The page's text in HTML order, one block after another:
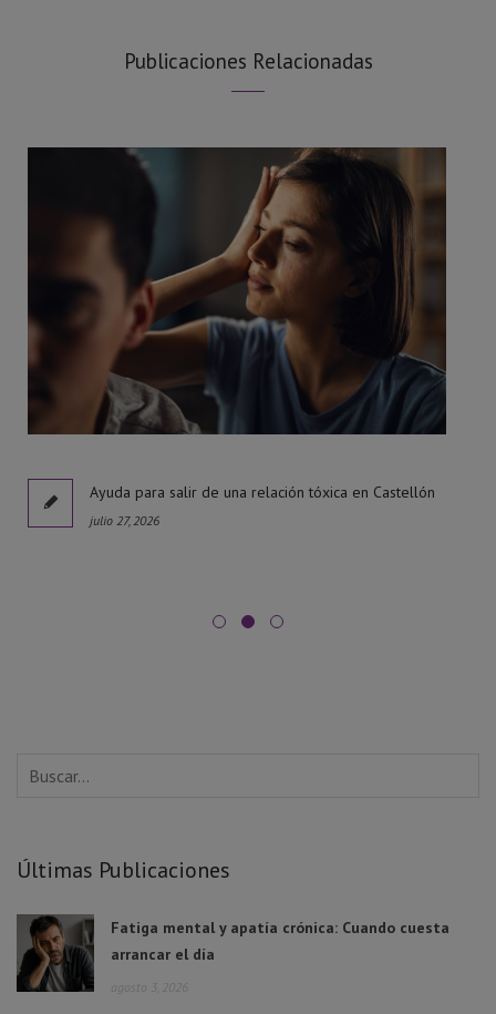
Publicaciones Relacionadas
Ayuda para salir de una relación tóxica en Castellón
julio 27, 2026
Últimas Publicaciones
Fatiga mental y apatía crónica: Cuando cuesta
arrancar el día
agosto 3, 2026